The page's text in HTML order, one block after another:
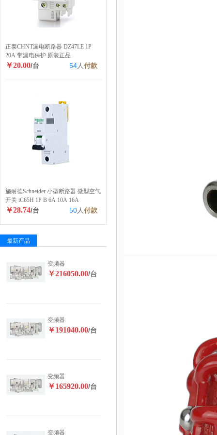
正泰CHNT漏电断路器 DZ47LE 1P
20A 带漏电保护 原装正品
￥20.00/台 54人付款
施耐德Schneider 小型断路器 微型空气
开关 iC65H 1P B 6A 10A 16A
￥28.74/台 50人付款
最新产品
变频器
￥216050.00/台
变频器
￥191040.00/台
变频器
￥165920.00/台
变频器